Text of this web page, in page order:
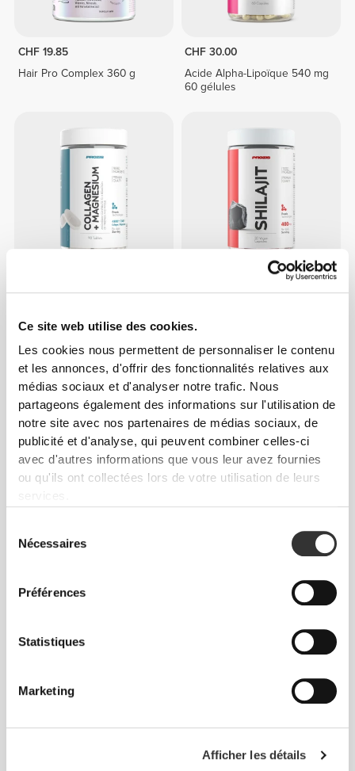
Ce site web utilise des cookies.
Les cookies nous permettent de personnaliser le contenu
et les annonces, d'offrir des fonctionnalités relatives aux
médias sociaux et d'analyser notre trafic. Nous
partageons également des informations sur l'utilisation de
notre site avec nos partenaires de médias sociaux, de
publicité et d'analyse, qui peuvent combiner celles-ci
avec d'autres informations que vous leur avez fournies
ou qu'ils ont collectées lors de votre utilisation de leurs
services.
Nécessaires
Préférences
Statistiques
Marketing
Afficher les détails
CHF 19.85
Hair Pro Complex 360 g
CHF 30.00
Acide Alpha-Lipoïque 540 mg
60 gélules
comprimés
Acide Alpha-Lipoïque 280 mg
Astaxanthine 30 capsules
CHF 22.65